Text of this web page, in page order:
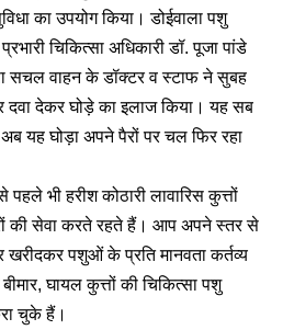
का उपयोग किया। डोईवाला पशु
चिकित्सा अधिकारी डॉ. पूजा पांडे
सचल वाहन के डॉक्टर व स्टाफ ने सुबह
देकर घोड़े का इलाज किया। यह सब
यह घोड़ा अपने पैरों पर चल फिर रहा
भी हरीश कोठारी लावारिस कुत्तों
की सेवा करते रहते हैं। आप अपने स्तर से
खरीदकर पशुओं के प्रति मानवता कर्तव्य
घायल कुत्तों की चिकित्सा पशु
चुके हैं।